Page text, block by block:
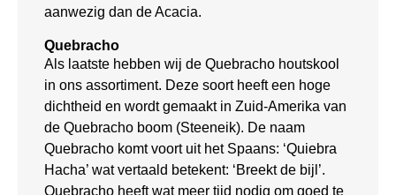
aanwezig dan de Acacia.
Quebracho
Als laatste hebben wij de Quebracho houtskool
in ons assortiment. Deze soort heeft een hoge
dichtheid en wordt gemaakt in Zuid-Amerika van
de Quebracho boom (Steeneik). De naam
Quebracho komt voort uit het Spaans: ‘Quiebra
Hacha’ wat vertaald betekent: ‘Breekt de bijl’.
Quebracho heeft wat meer tijd nodig om goed te